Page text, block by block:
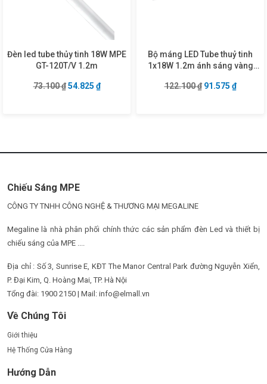
Đèn led tube thủy tinh 18W MPE
GT-120T/V 1.2m
73.100₫ Giá gốc là: 73.100 ₫.
54.825 ₫Giá hiện tại là: 54.825 ₫.
Bộ máng LED Tube thuỷ tinh
1x18W 1.2m ánh sáng vàng
122.100₫ Giá gốc là:
91.575 ₫Giá
Chiếu Sáng MPE
CÔNG TY TNHH CÔNG NGHỆ & THƯƠNG MẠI MEGALINE
Megaline là nhà phân phối chính thức các sản phẩm đèn Led và thiết bị
chiếu sáng của MPE ....
Địa chỉ : Số 3, Sunrise E, KĐT The Manor Central Park đường Nguyễn Xiển,
P. Đại Kim, Q. Hoàng Mai, TP. Hà Nội
Tổng đài: 1900 2150 | Mail: info@elmall.vn
Về Chúng Tôi
Giới thiệu
Hệ Thống Cửa Hàng
Hướng Dẫn